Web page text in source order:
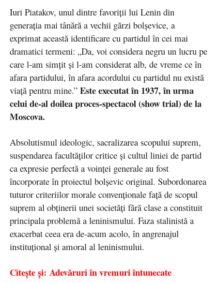
Iuri Piatakov, unul dintre favoriţii lui Lenin din
generaţia mai tânără a vechii gărzi bolşevice, a
exprimat această identificare cu partidul în cei mai
dramatici termeni: „Da, voi considera negru un lucru pe
care l-am simţit şi l-am considerat alb, de vreme ce în
afara partidului, în afara acordului cu partidul nu există
viaţă pentru mine.” Este executat în 1937, în urma
celui de-al doilea proces-spectacol (show trial) de la
Moscova.
Absolutismul ideologic, sacralizarea scopului suprem,
suspendarea facultăţilor critice şi cultul liniei de partid
ca expresie perfectă a voinţei generale au fost
încorporate în proiectul bolşevic original. Subordonarea
tuturor criteriilor morale convenţionale faţă de scopul
suprem al obţinerii unei societăţi fără clase a constituit
principala problemă a leninismului. Faza stalinistă a
exacerbat ceea era de-acum acolo, în angrenajul
instituțional și amoral al leninismului.
Citește și: Adevăruri în vremuri întunecate